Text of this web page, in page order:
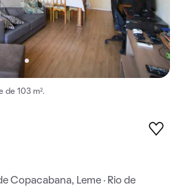
de 103 m².
Copacabana, Leme · Rio de